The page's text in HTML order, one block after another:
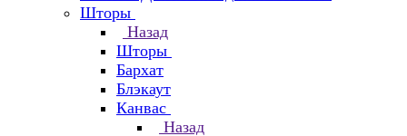
Шторы
Назад
Шторы
Бархат
Блэкаут
Канвас
Назад